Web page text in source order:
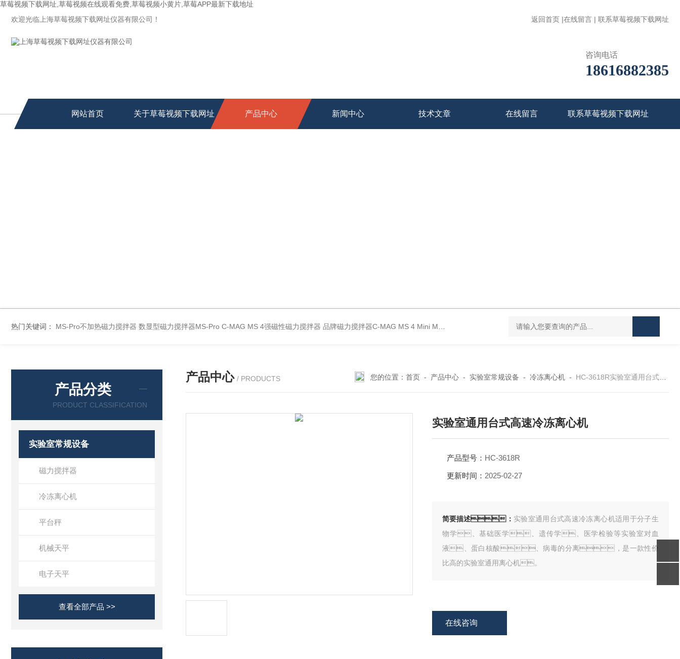
草莓视频下载网址,草莓视频在线观看免费,草莓视频小黄片,草莓APP最新下载地址
欢迎光临上海草莓视频下载网址仪器有限公司！
返回首页 |在线留言 | 联系草莓视频下载网址
咨询电话
18616882385
网站首页 关于草莓视频下载网址 产品中心 新闻中心 技术文章 在线留言 联系草莓视频下载网址
热门关键词： MS-Pro不加热磁力搅拌器 数显型磁力搅拌器MS-Pro C-MAG MS 4强磁性磁力搅拌器 品牌磁力搅拌器C-MAG MS 4 Mini MR standard IKA磁力搅拌器 Mini MR standard IKAMAG磁力搅拌器
产品分类
PRODUCT CLASSIFICATION
实验室常规设备
磁力搅拌器
冷冻离心机
平台秤
机械天平
电子天平
查看全部产品 >>
产品中心 / PRODUCTS 您的位置： 首页- 产品中心- 实验室常规设备 - 冷冻离心机- HC-3618R实验室通用台式高速冷冻离心机
实验室通用台式高速冷冻离心机
产品型号： HC-3618R
更新时间： 2025-02-27
简要描述： 实验室通用台式高速冷冻离心机适用于分子生
物学、基础医学、遗传学、医学检验等实验室对血
液、蛋白核酸、病毒的分离，是一款性价
比高的实验室通用离心机。
在线咨询